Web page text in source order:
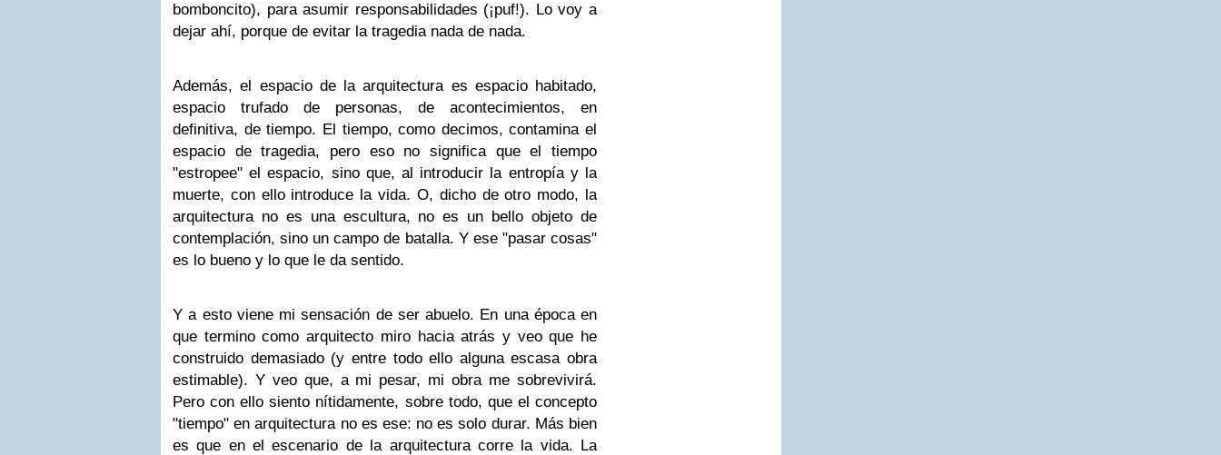
bomboncito), para asumir responsabilidades (¡puf!). Lo voy a
dejar ahí, porque de evitar la tragedia nada de nada.
Además, el espacio de la arquitectura es espacio habitado,
espacio trufado de personas, de acontecimientos, en
definitiva, de tiempo. El tiempo, como decimos, contamina el
espacio de tragedia, pero eso no significa que el tiempo
"estropee" el espacio, sino que, al introducir la entropía y la
muerte, con ello introduce la vida. O, dicho de otro modo, la
arquitectura no es una escultura, no es un bello objeto de
contemplación, sino un campo de batalla. Y ese "pasar cosas"
es lo bueno y lo que le da sentido.
Y a esto viene mi sensación de ser abuelo. En una época en
que termino como arquitecto miro hacia atrás y veo que he
construido demasiado (y entre todo ello alguna escasa obra
estimable). Y veo que, a mi pesar, mi obra me sobrevivirá.
Pero con ello siento nítidamente, sobre todo, que el concepto
"tiempo" en arquitectura no es ese: no es solo durar. Más bien
es que en el escenario de la arquitectura corre la vida. La